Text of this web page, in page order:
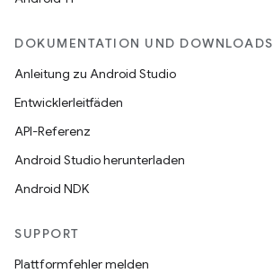
DOKUMENTATION UND DOWNLOADS
Anleitung zu Android Studio
Entwicklerleitfäden
API-Referenz
Android Studio herunterladen
Android NDK
SUPPORT
Plattformfehler melden